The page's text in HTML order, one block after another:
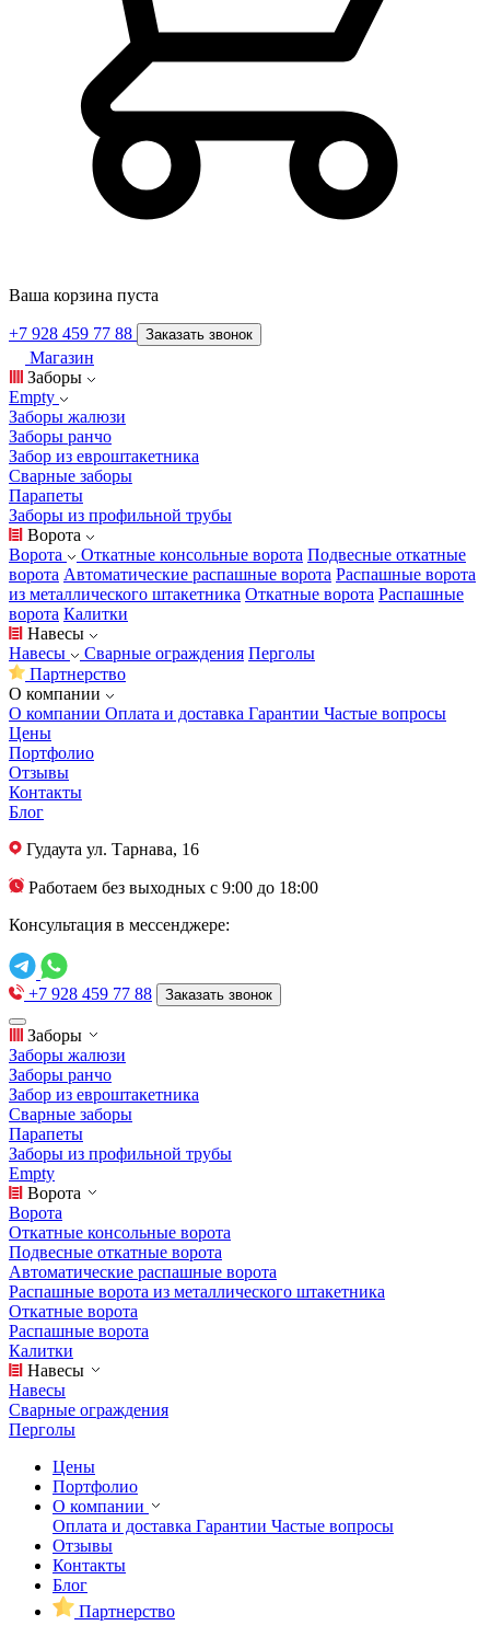
Ваша корзина пуста
+7 928 459 77 88 Заказать звонок
Магазин
Заборы
Empty
Заборы жалюзи
Заборы ранчо
Забор из евроштакетника
Сварные заборы
Парапеты
Заборы из профильной трубы
Ворота
Ворота
Откатные консольные ворота Подвесные откатные
ворота Автоматические распашные ворота Распашные ворота
из металлического штакетника Откатные ворота Распашные
ворота Калитки
Навесы
Навесы
Сварные ограждения Перголы
Партнерство
О компании
О компании Оплата и доставка Гарантии Частые вопросы
Цены
Портфолио
Отзывы
Контакты
Блог
Гудаута ул. Тарнава, 16
Работаем без выходных с 9:00 до 18:00
Консультация в мессенджере:
+7 928 459 77 88 Заказать звонок
Заборы
Заборы жалюзи
Заборы ранчо
Забор из евроштакетника
Сварные заборы
Парапеты
Заборы из профильной трубы
Empty
Ворота
Ворота
Откатные консольные ворота
Подвесные откатные ворота
Автоматические распашные ворота
Распашные ворота из металлического штакетника
Откатные ворота
Распашные ворота
Калитки
Навесы
Навесы
Сварные ограждения
Перголы
Цены
Портфолио
О компании
Оплата и доставка Гарантии Частые вопросы
Отзывы
Контакты
Блог
Партнерство